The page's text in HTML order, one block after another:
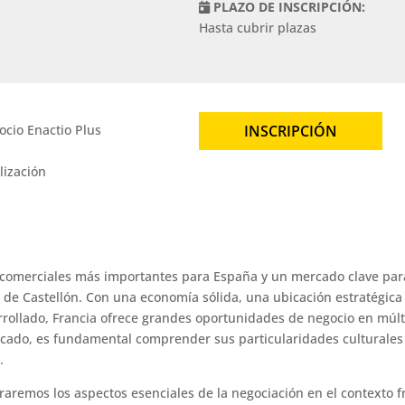
PLAZO DE INSCRIPCIÓN:
Hasta cubrir plazas
Enactio Plus INSCRIPCIÓN
más importantes para España y un mercado clave
Castellón. Con una economía sólida, una ubicación
Francia ofrece grandes oportunidades de negocio en
es fundamental comprender sus particularidades
los aspectos esenciales de la negociación en el contexto